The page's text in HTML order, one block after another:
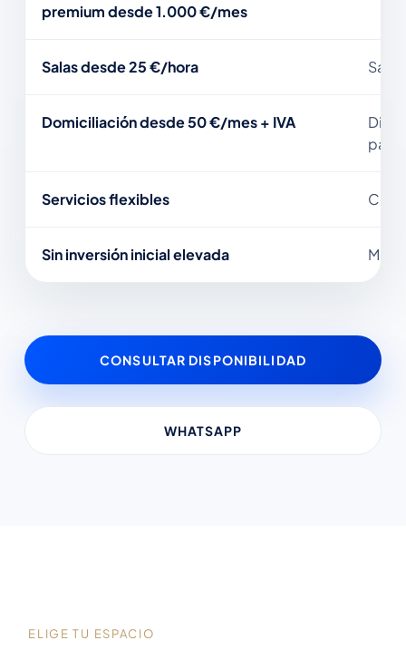
premium desde 1.000 €/mes
Salas desde 25 €/hora Sala
Domiciliación desde 50 €/mes + IVA
Servicios flexibles
Sin inversión inicial elevada
CONSULTAR DISPONIBILIDAD
WHATSAPP
ELIGE TU ESPACIO